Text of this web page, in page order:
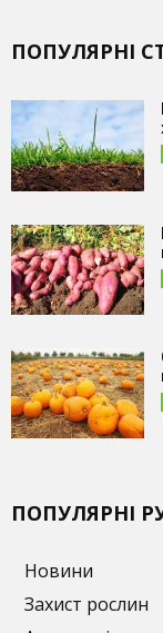
ПОПУЛЯРНІ
ПОПУЛЯРНІ
Новини
Захист рослин